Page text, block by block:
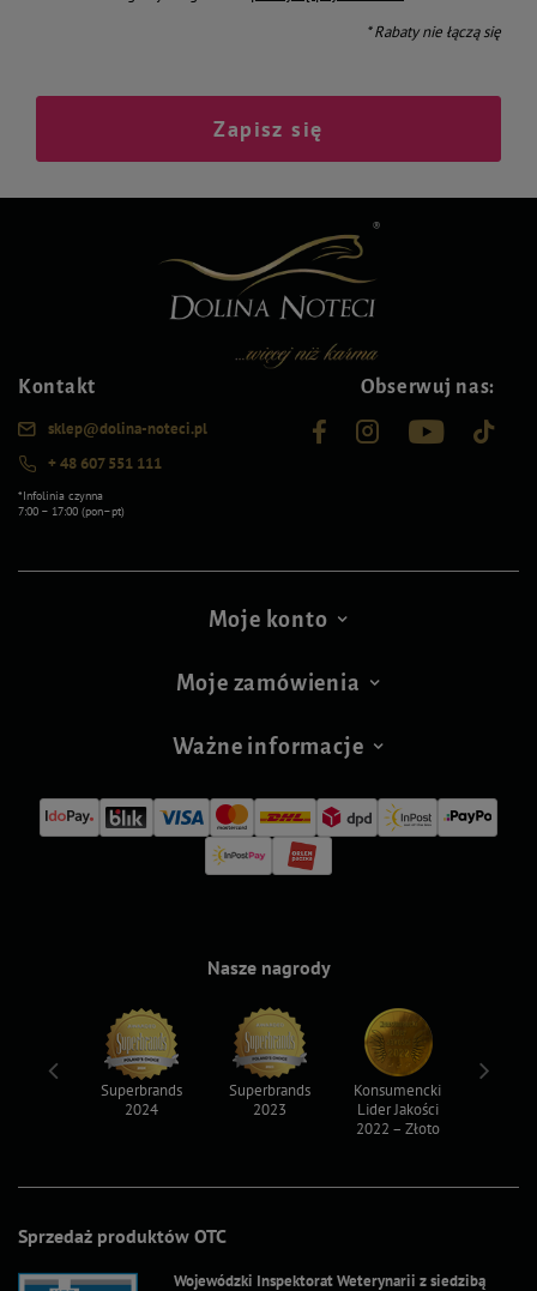
* Rabaty nie łączą się
Zapisz się
Kontakt
sklep@dolina-noteci.pl
+ 48 607 551 111
*Infolinia czynna
7:00 – 17:00 (pon–pt)
Obserwuj nas:
Moje konto
Moje zamówienia
Ważne informacje
Sprzedaż produktów OTC
Wojewódzki Inspektorat Weterynarii z siedzibą
Nasze nagrody
Superbrands
2024
Superbrands
2023
Konsumencki
Lider Jakości
2022 – Złoto